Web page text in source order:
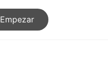
Empezar